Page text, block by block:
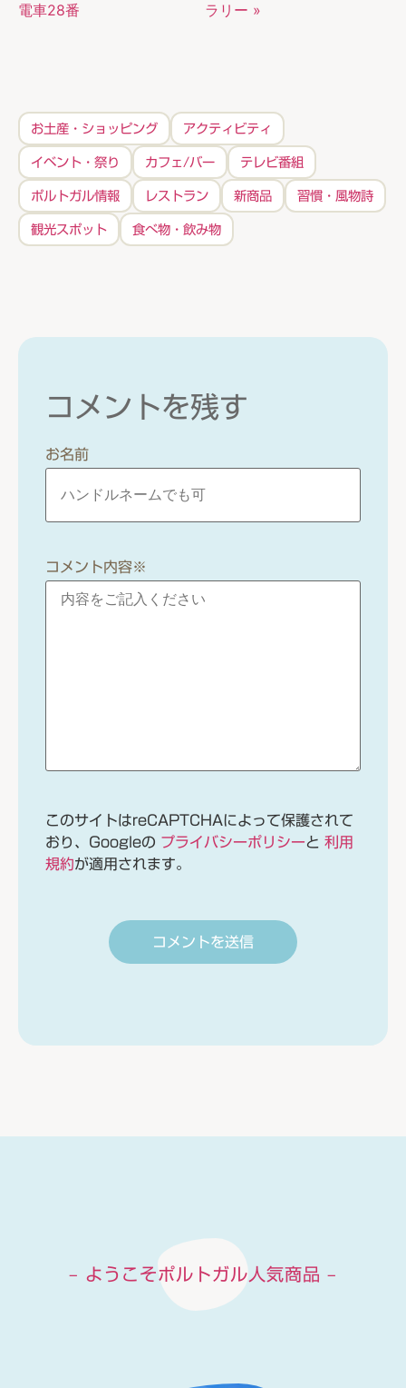
電車28番
ラリー »
お土産・ショッピング アクティビティ
イベント・祭り カフェ/バー テレビ番組
ポルトガル情報 レストラン 新商品 習慣・風物詩
観光スポット 食べ物・飲み物
コメントを残す
お名前
コメント内容※
このサイトはreCAPTCHAによって保護されて
おり、Googleの プライバシーポリシーと 利用
規約が適用されます。
– ようこそポルトガル人気商品 –